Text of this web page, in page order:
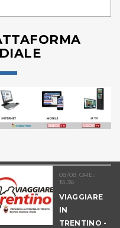
08/08 ORE:
18.36
VIAGGIARE
IN
TRENTINO -